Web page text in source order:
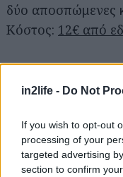
in2life - Do Not
If you wish to opt-out
processing of your
targeted advertising
section to confirm
δύο αποσπώμενες
Κόστος: 12€ από
Digital luggage
βάρους στις
ζυγαριά
τριάντα κιλά
Αναζήτηση
για...